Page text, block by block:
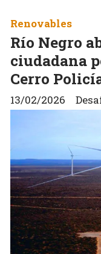
Río Negro
ciudadana
Cerro
Renovables
13/02/2026